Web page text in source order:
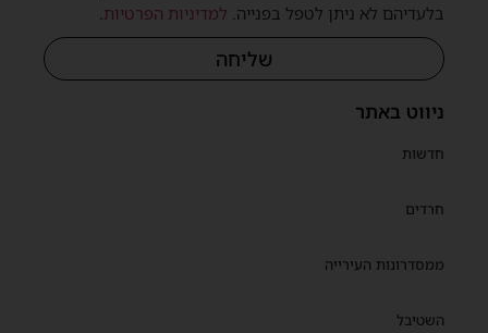
ניווט באתר
חדשות
חרדים
ממסדרונות העירייה
השטיבל
בלעדיהם לא ניתן לטפל בפנייה. למדיניות הפרטיות
שליחה